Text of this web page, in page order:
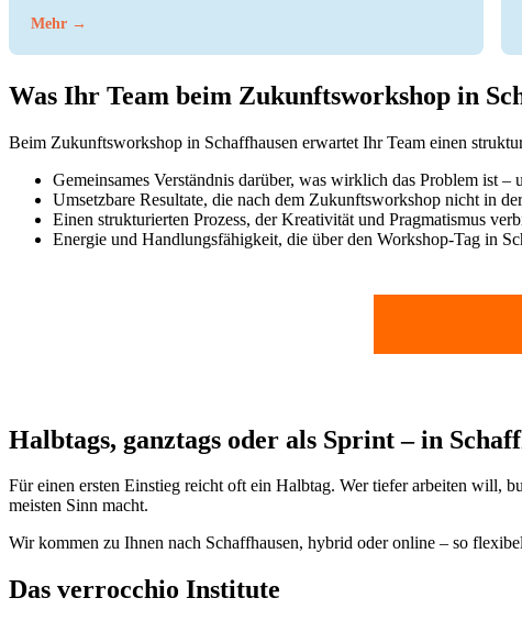
Mehr →
Was Ihr Team beim Zukunftsworkshop in
Beim Zukunftsworkshop in Schaffhausen erwartet Ihr Team einen
Gemeinsames Verständnis darüber, was wirklich das Problem ist –
Umsetzbare Resultate, die nach dem Zukunftsworkshop nicht in
Einen strukturierten Prozess, der Kreativität und Pragmatismus
Energie und Handlungsfähigkeit, die über den Workshop-Tag in
Halbtags, ganztags oder als Sprint – in
Für einen ersten Einstieg reicht oft ein Halbtag. Wer tiefer arbeiten will,
meisten Sinn macht.
Wir kommen zu Ihnen nach Schaffhausen, hybrid oder online – so
Das verrocchio Institute